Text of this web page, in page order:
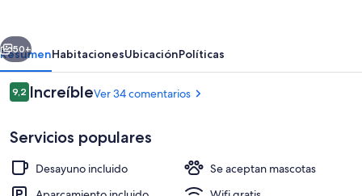
Siguiente
50+
ResumenHabitacionesUbicaciónPolíticas
Comentarios
9,29,2 de 10
IncreíbleVer 34 comentarios
Servicios populares
Desayuno incluido
Se aceptan mascotas